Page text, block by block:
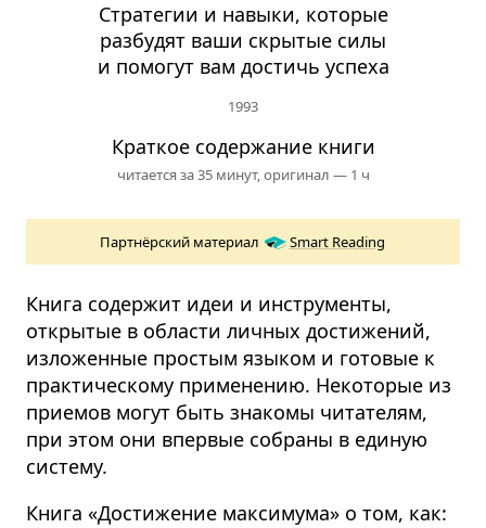
Стратегии и навыки, которые
разбудят ваши скрытые силы
и помогут вам достичь успеха
1993
Краткое содержание книги
читается за 35 минут,оригинал — 1 ч
Партнёрский материал Smart Reading
Книга содержит идеи и инструменты,
открытые в области личных достижений,
изложенные простым языком и готовые к
практическому применению. Некоторые из
приемов могут быть знакомы читателям,
при этом они впервые собраны в единую
систему.
Книга «Достижение максимума» о том, как: